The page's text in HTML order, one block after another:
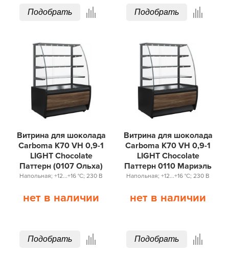
Подобрать Подобрать
Витрина для шоколада
Carboma K70 VH 0,9-1
LIGHT Chocolate
Паттерн (0107 Ольха)
Напольная; +12...+16 °С; 230 В
нет в наличии
Подобрать
Витрина для шоколада
Carboma K70 VH 0,9-1
LIGHT Chocolate
Паттерн 0110 Мариэль
Напольная; +12...+16 °С; 230 В
нет в наличии
Подобрать